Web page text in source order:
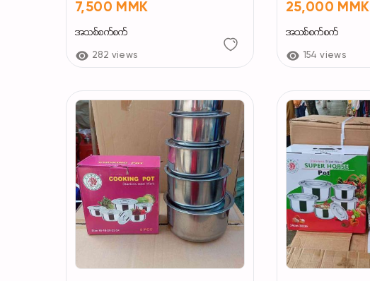
7,500 MMK
အသစ်စက်စက်
282 views
25,000 MMK
အသစ်စက်စက်
154 views